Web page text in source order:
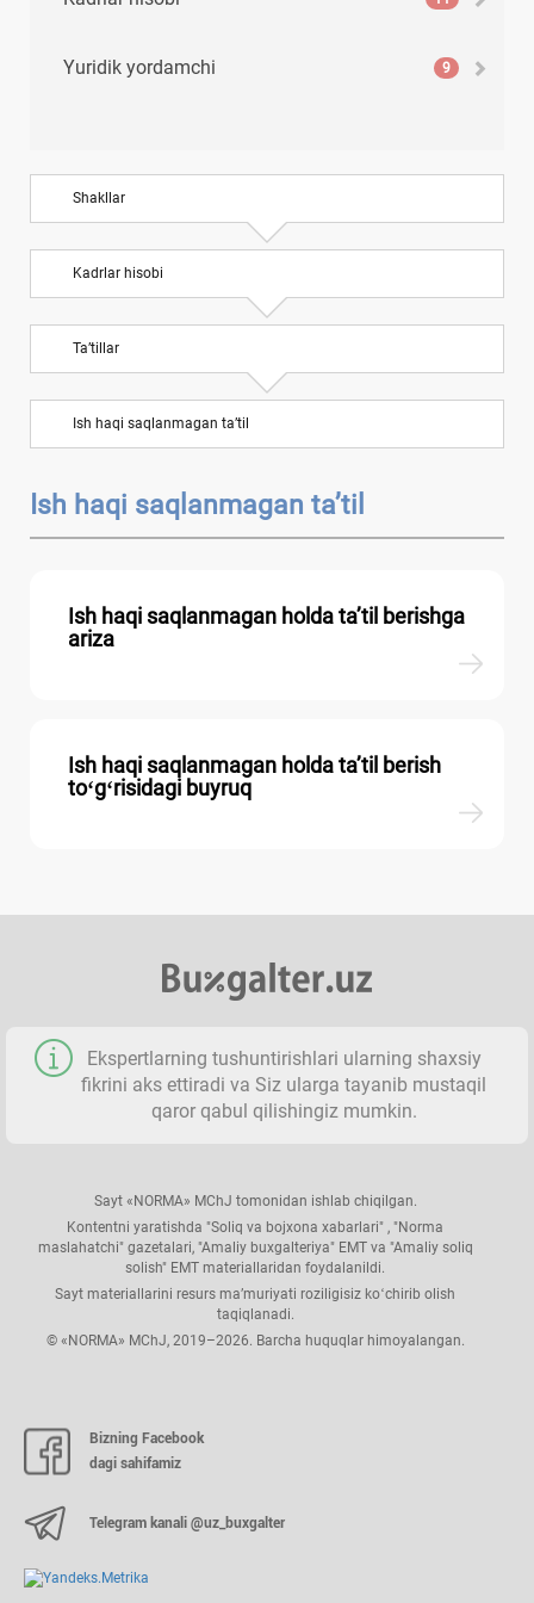
Yuridik yordamchi 9
Shakllar
Kadrlar hisobi
Ta’tillar
Ish haqi saqlanmagan ta’til
Ish haqi saqlanmagan ta’til
Ish haqi saqlanmagan holda ta’til berishga
ariza
Ish haqi saqlanmagan holda ta’til berish
toʻgʻrisidagi buyruq
Ekspertlarning tushuntirishlari ularning shaхsiy
fikrini aks ettiradi va Siz ularga tayanib mustaqil
qaror qabul qilishingiz mumkin.
Sayt «NORMA» MChJ tomonidan ishlab chiqilgan.
Kontentni yaratishda "Soliq va bojхona хabarlari" , "Norma
maslahatchi" gazetalari, "Amaliy buхgalteriya" EMT va "Amaliy soliq
solish" EMT materiallaridan foydalanildi.
Sayt materiallarini resurs ma’muriyati roziligisiz koʻchirib olish
taqiqlanadi.
© «NORMA» MChJ, 2019–2026. Barcha huquqlar himoyalangan.
Bizning Facebook
dagi sahifamiz
Telegram kanali @uz_buxgalter